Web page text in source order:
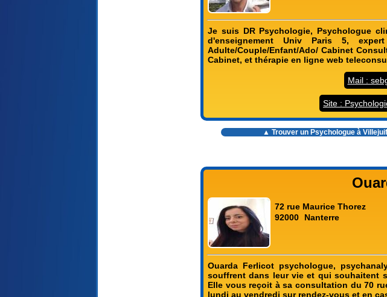
Je suis DR Psychologie, Psychologue
d'enseignement Univ Paris 5,
Adulte/Couple/Enfant/Ado/ Cabinet
Cabinet, et thérapie en ligne web
Mail :
Site :
▲ Trouver un Psychologue à Villejuif
72 rue Maurice Thorez
92000
Nanterre
Ouarda Ferlicot psychologue,
souffrent dans leur vie et qui souhaitent
Elle vous reçoit à sa consultation du 70
lundi au vendredi sur rendez-vous et en